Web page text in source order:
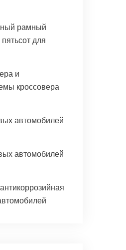
рамный
для
и
кроссовера
автомобилей
автомобилей